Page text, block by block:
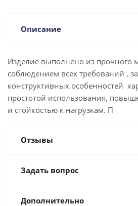
Описание
Изделие выполнено из прочного
соблюдением всех требований ,
конструктивных особенностей
простотой использования,
и стойкостью к нагрузкам. П
Отзывы
Задать вопрос
Дополнительно